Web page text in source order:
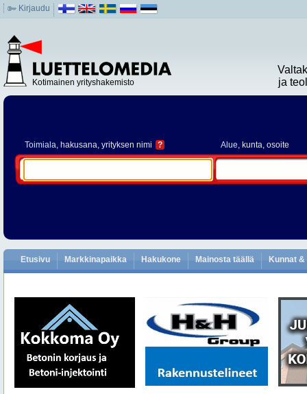
Kirjaudu
Kotimainen yrityshakemisto
ja
Toimiala, hakusana, yrityksen nimi ? Alue, kunta, osoite
Etusivu Markkinapaikka Hakukone Mainosta täällä Kunnat